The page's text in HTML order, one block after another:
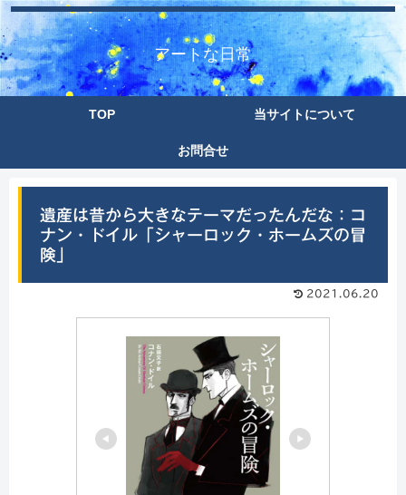
アートな日常
TOP 当サイトについて
お問合せ
遺産は昔から大きなテーマだったんだな：コ
ナン・ドイル「シャーロック・ホームズの冒
険」
2021.06.20